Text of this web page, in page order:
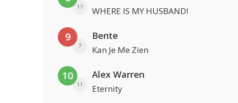
17 WHERE IS MY HUSBAND!
9
7
Bente
Kan Je Me Zien
10
11
Alex Warren
Eternity